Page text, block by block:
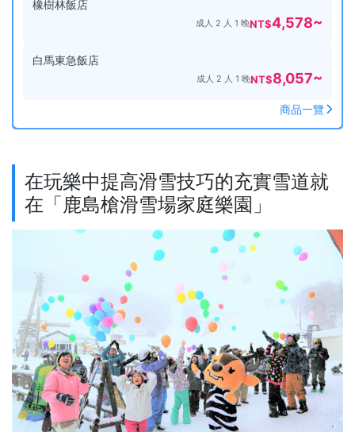
橡樹林飯店
成人 2 人 1 晚NT$4,578~
白馬東急飯店
成人 2 人 1 晚NT$8,057~
商品一覽
在玩樂中提高滑雪技巧的充實雪道就
在「鹿島槍滑雪場家庭樂園」